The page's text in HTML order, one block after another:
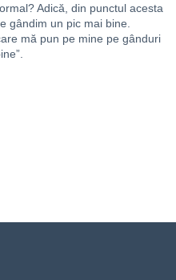
Adică, din punctul acesta
gândim un pic mai bine.
mă pun pe mine pe gânduri